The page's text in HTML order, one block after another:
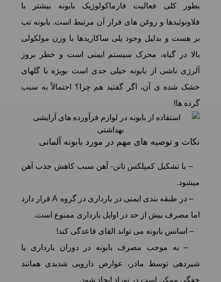
بطور کلی فعالیت فارماکولوژیک بابونه بیشتر با
فلاونوئیدها و روغن های فرار آن مرتبط است. بابونه تب
بر هست و بدلیل وجود پلی ساکاریدها با وزن مولکولی
بالا در گیاه، محرک سیستم ایمنی است و خطر بروز
آلرژی ناشی از بابونه خیلی جدی است بویژه با گلهای
خشک شده ی آن، اگر گفتید هم چرا؟ احتمالاً به سبب
گرده ها!
نکات و توصیه های مهم در مورد بابونه آلمانی
– با تشکیل کمپلکس تانن- آهن سبب کاهش جذب آهن
میشود.
– در طبقه بندی ایمنی در بارداری در گروه A قرار دارد
اما مصرف بیش از حد در اوایل بارداری ممنوع است.
– اسانس بابونه می تواند القای قاعدگی کند!
– به موجب مصرف بابونه در دوران بارداری یا
شیردهی توسط مادر، عوارض دارویی شدیدی همانند
خفگی ممکن است در نوزاد ایجاد شود.